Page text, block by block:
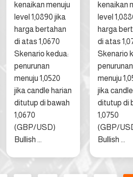
kenaikan menuju
level 1,0890 jika
harga bertahan
di atas 1,0670
Skenario kedua:
penurunan
menuju 1,0520
jika candle harian
ditutup di bawah
1,0670
(GBP/USD)
Bullish ...
kenaikan
level
harga
di atas
Skenario
penurunan
menuju
jika
ditutup di
1,0750
(GBP/
Bullish ...